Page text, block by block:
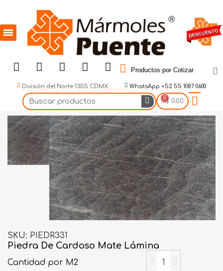
Productos por Cotizar
División del Norte 1355 CDMX WhatsApp +52 55 1087 0600
$ 0.00
SKU PIEDR331
Piedra De Cardoso Mate Lámina
Cantidad por M2